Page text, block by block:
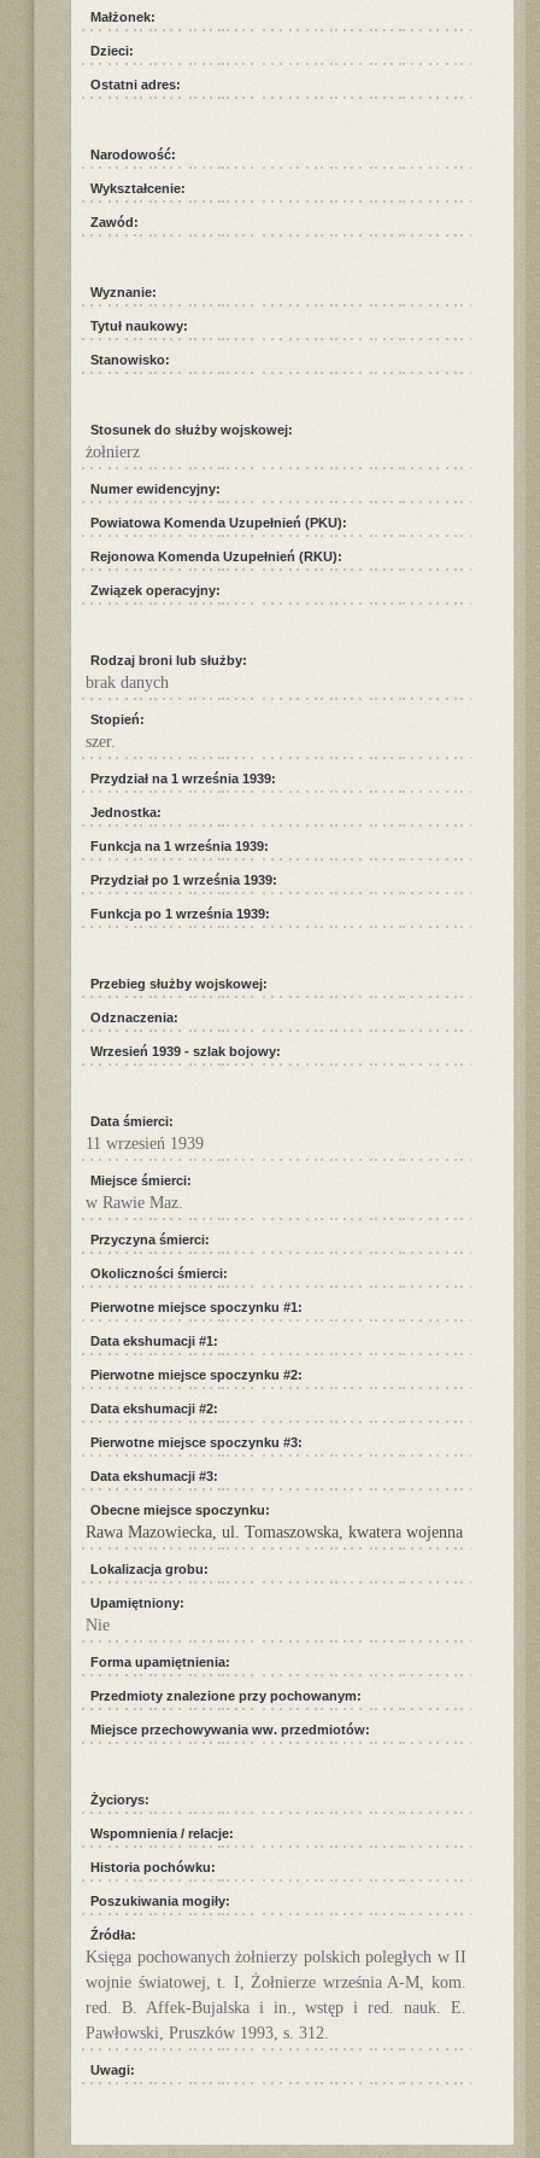
Małżonek:
Dzieci:
Ostatni adres:
Narodowość:
Wykształcenie:
Zawód:
Wyznanie:
Tytuł naukowy:
Stanowisko:
Stosunek do służby wojskowej:
żołnierz
Numer ewidencyjny:
Powiatowa Komenda Uzupełnień (PKU):
Rejonowa Komenda Uzupełnień (RKU):
Związek operacyjny:
Rodzaj broni lub służby:
brak danych
Stopień:
szer.
Przydział na 1 września 1939:
Jednostka:
Funkcja na 1 września 1939:
Przydział po 1 września 1939:
Funkcja po 1 września 1939:
Przebieg służby wojskowej:
Odznaczenia:
Wrzesień 1939 - szlak bojowy:
Data śmierci:
11 wrzesień 1939
Miejsce śmierci:
w Rawie Maz.
Przyczyna śmierci:
Okoliczności śmierci:
Pierwotne miejsce spoczynku #1:
Data ekshumacji #1:
Pierwotne miejsce spoczynku #2:
Data ekshumacji #2:
Pierwotne miejsce spoczynku #3:
Data ekshumacji #3:
Obecne miejsce spoczynku:
Rawa Mazowiecka, ul. Tomaszowska, kwatera wojenna
Lokalizacja grobu:
Upamiętniony:
Nie
Forma upamiętnienia:
Przedmioty znalezione przy pochowanym:
Miejsce przechowywania ww. przedmiotów:
Życiorys:
Wspomnienia / relacje:
Historia pochówku:
Poszukiwania mogiły:
Źródła:
Księga pochowanych żołnierzy polskich poległych w II
wojnie światowej, t. I, Żołnierze września A-M, kom.
red. B. Affek-Bujalska i in., wstęp i red. nauk. E.
Pawłowski, Pruszków 1993, s. 312.
Uwagi: